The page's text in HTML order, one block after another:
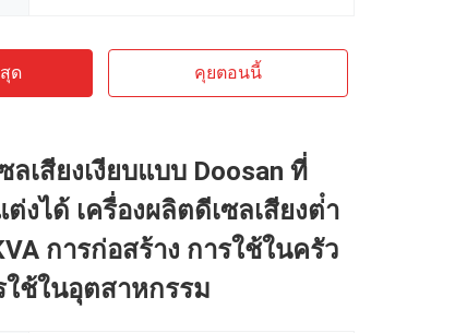
ด คุยตอนนี้
ลเสียงเงียบแบบ Doosan ที่
งได้ เครื่องผลิตดีเซลเสียงต่ํา
การก่อสร้าง การใช้ในครัว
ใช้ในอุตสาหกรรม